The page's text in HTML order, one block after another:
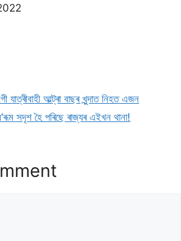
যাত্ৰীবাহী আল্ট্ৰা বাছৰ খুন্দাত নিহত এজন
সদৃশ হৈ পৰিছে ৰাজ্যৰ এইখন থানা!